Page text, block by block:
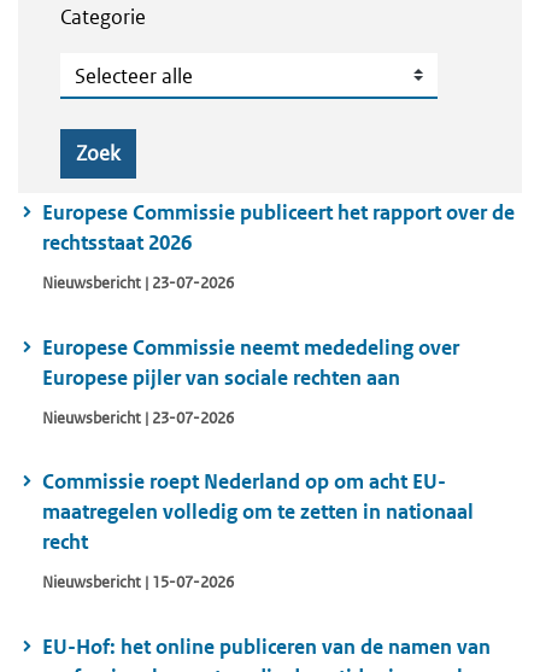
Categorie
Categorie
Zoek
Europese Commissie publiceert het rapport over de
rechtsstaat 2026
Nieuwsbericht | 23-07-2026
Europese Commissie neemt mededeling over
Europese pijler van sociale rechten aan
Nieuwsbericht | 23-07-2026
Commissie roept Nederland op om acht EU-
maatregelen volledig om te zetten in nationaal
recht
Nieuwsbericht | 15-07-2026
EU-Hof: het online publiceren van de namen van